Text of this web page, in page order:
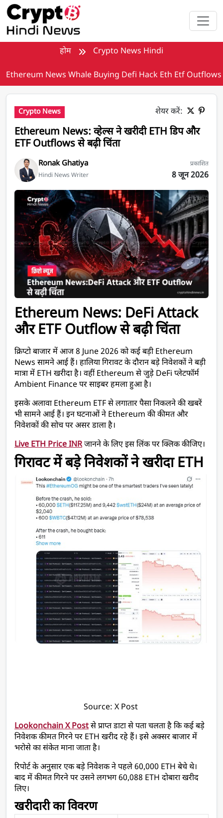
मुख्य सामग्री पर जाएँ
होम Crypto News Hindi
Ethereum News Whale Buying Defi Hack Eth Etf Outflows
Crypto News शेयर करें:
Ethereum News: व्हेल्स ने खरीदी ETH डिप और
ETF Outflows से बढ़ी चिंता
Ronak Ghatiya
Hindi News Writer
प्रकाशित
8 जून 2026
Ethereum News today in hindi
Ethereum News: DeFi Attack
और ETF Outflow से बढ़ी चिंता
क्रिप्टो बाजार में आज 8 June 2026 को कई बड़ी Ethereum
News सामने आई हैं। हालिया गिरावट के दौरान बड़े निवेशकों ने बड़ी
मात्रा में ETH खरीदा है। वहीं Ethereum से जुड़े DeFi प्लेटफॉर्म
Ambient Finance पर साइबर हमला हुआ है।
इसके अलावा Ethereum ETF से लगातार पैसा निकलने की खबरें
भी सामने आई हैं। इन घटनाओं ने Ethereum की कीमत और
निवेशकों की सोच पर असर डाला है।
Live ETH Price INR जानने के लिए इस लिंक पर क्लिक कीजिए।
गिरावट में बड़े निवेशकों ने खरीदा ETH
Source: X Post
Lookonchain X Post से प्राप्त डाटा से पता चलता है कि कई बड़े
निवेशक कीमत गिरने पर ETH खरीद रहे हैं। इसे अक्सर बाजार में
भरोसे का संकेत माना जाता है।
रिपोर्ट के अनुसार एक बड़े निवेशक ने पहले 60,000 ETH बेचे थे।
बाद में कीमत गिरने पर उसने लगभग 60,088 ETH दोबारा खरीद
लिए।
खरीदारी का विवरण